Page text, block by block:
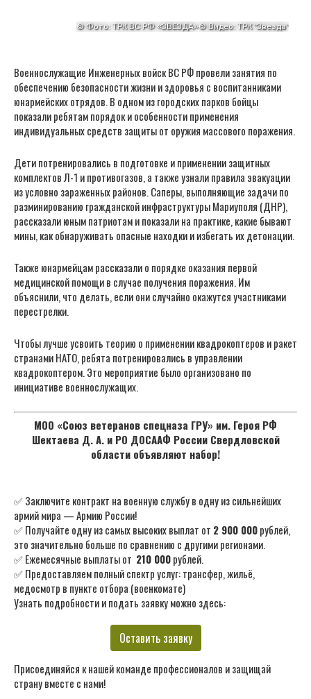
Военнослужащие Инженерных войск ВС РФ провели занятия по
обеспечению безопасности жизни и здоровья с воспитанниками
юнармейских отрядов. В одном из городских парков бойцы
показали ребятам порядок и особенности применения
индивидуальных средств защиты от оружия массового поражения.
Дети потренировались в подготовке и применении защитных
комплектов Л-1 и противогазов, а также узнали правила эвакуации
из условно зараженных районов. Саперы, выполняющие задачи по
разминированию гражданской инфраструктуры Мариуполя (ДНР),
рассказали юным патриотам и показали на практике, какие бывают
мины, как обнаруживать опасные находки и избегать их детонации.
Также юнармейцам рассказали о порядке оказания первой
медицинской помощи в случае получения поражения. Им
объяснили, что делать, если они случайно окажутся участниками
перестрелки.
Чтобы лучше усвоить теорию о применении квадрокоптеров и ракет
странами НАТО, ребята потренировались в управлении
квадрокоптером. Это мероприятие было организовано по
инициативе военнослужащих.
МОО «Союз ветеранов спецназа ГРУ» им. Героя РФ
Шектаева Д. А. и РО ДОСААФ России Свердловской
области объявляют набор!
✅ Заключите контракт на военную службу в одну из сильнейших
армий мира — Армию России!
✅ Получайте одну из самых высоких выплат от 2 900 000рублей,
это значительно больше по сравнению с другими регионами.
✅ Ежемесячные выплаты от 210 000рублей.
✅ Предоставляем полный спектр услуг: трансфер, жильё,
медосмотр в пункте отбора (военкомате)
Узнать подробности и подать заявку можно здесь:
Оставить заявку
Присоединяйся к нашей команде профессионалов и защищай
страну вместе с нами!